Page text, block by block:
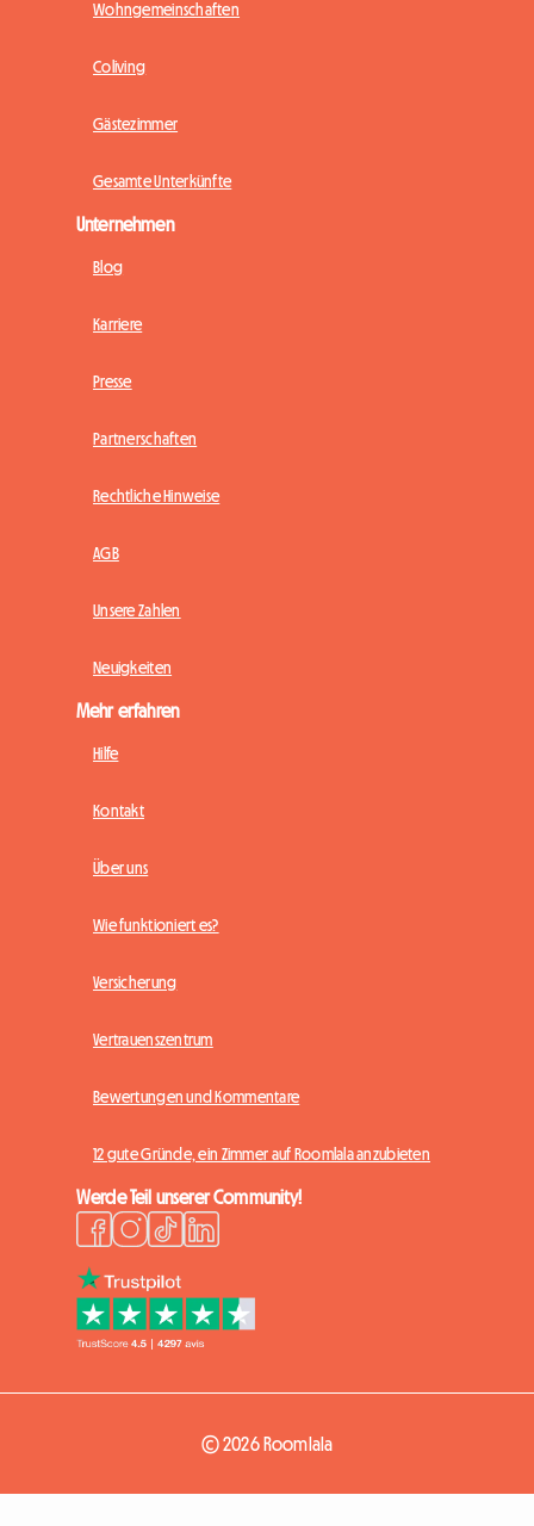
Wohngemeinschaften
Coliving
Gästezimmer
Gesamte Unterkünfte
Unternehmen
Blog
Karriere
Presse
Partnerschaften
Rechtliche Hinweise
AGB
Unsere Zahlen
Neuigkeiten
Mehr erfahren
Hilfe
Kontakt
Über uns
Wie funktioniert es?
Versicherung
Vertrauenszentrum
Bewertungen und Kommentare
12 gute Gründe, ein Zimmer auf Roomlala anzubieten
Werde Teil unserer Community!
© 2026 Roomlala